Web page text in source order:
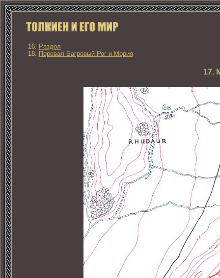
16. Раздол
18. Перевал Багровый Рог и Мория
17.